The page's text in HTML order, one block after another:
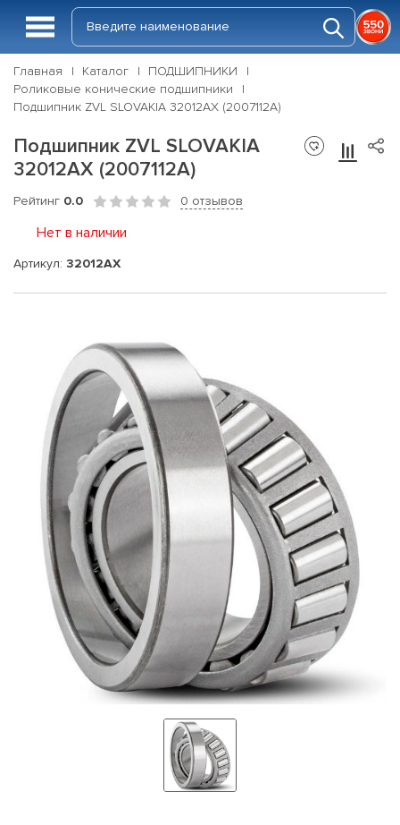
Главная Каталог
ПОДШИПНИКИ
Роликовые конические подшипники
Подшипник ZVL SLOVAKIA 32012AX (2007112A)
Подшипник ZVL SLOVAKIA
32012AX (2007112A)
Рейтинг 0.0 0 отзывов
Нет в наличии
Артикул: 32012AX